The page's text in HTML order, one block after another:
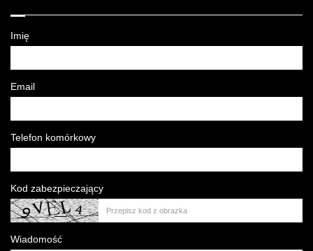
Imię
Email
Telefon komórkowy
Kod zabezpieczający
Wiadomość